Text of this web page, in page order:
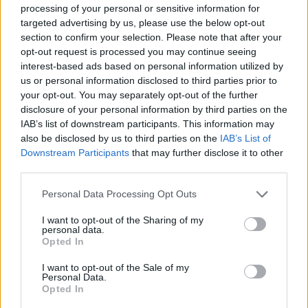
processing of your personal or sensitive information for
targeted advertising by us, please use the below opt-out
section to confirm your selection. Please note that after your
opt-out request is processed you may continue seeing
interest-based ads based on personal information utilized by
us or personal information disclosed to third parties prior to
your opt-out. You may separately opt-out of the further
disclosure of your personal information by third parties on the
IAB’s list of downstream participants. This information may
also be disclosed by us to third parties on the IAB’s List of
Downstream Participants that may further disclose it to other
Personal Data Processing Opt Outs
I want to opt-out of the Sharing of my
personal data.
Opted In
I want to opt-out of the Sale of my
Personal Data.
Opted In
https://news-sante.fr
ARTICLES CONNEXES PLUS DE L'AUTEUR
Santé
Canicule : les conseils
essentiels des
Éclipse du 12 août :
attention à la pénurie de
lunettes de sécurité
Santé
Un chewing-gum
révolutionnaire pour
Populaires
Médicament retiré en urgence pour risques graves et données falsifiées